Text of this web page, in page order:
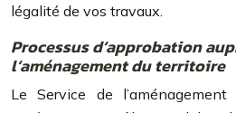
légalité de vos travaux.
Processus d’approbation
l’aménagement du territoire
Le Service de